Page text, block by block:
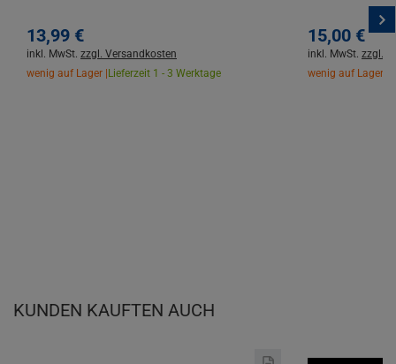
13,99 €
inkl. MwSt. zzgl. Versandkosten
wenig auf Lager | Lieferzeit 1 - 3 Werktage
15,00 €
inkl. MwSt. zzgl.
wenig auf Lager |
KUNDEN KAUFTEN AUCH